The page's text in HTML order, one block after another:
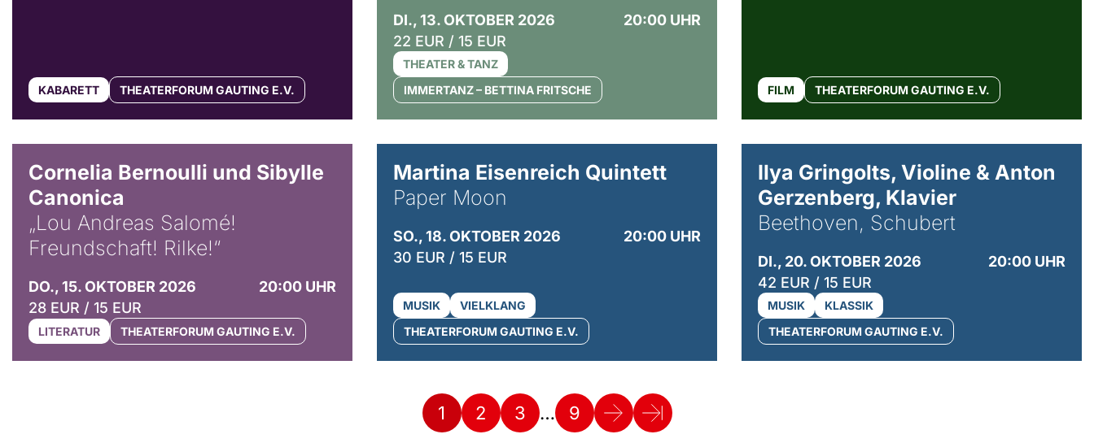
KABARETT THEATERFORUM GAUTING E.V.
DI., 13. OKTOBER 2026
20:00 UHR
22 EUR / 15 EUR
THEATER & TANZ
IMMERTANZ – BETTINA FRITSCHE
FILM THEATERFORUM GAUTING E.V.
Cornelia Bernoulli und Sibylle
Canonica
„Lou Andreas Salomé!
Freundschaft! Rilke!“
DO., 15. OKTOBER 2026
20:00 UHR
28 EUR / 15 EUR
LITERATUR THEATERFORUM GAUTING E.V.
Martina Eisenreich Quintett
Paper Moon
SO., 18. OKTOBER 2026
20:00 UHR
30 EUR / 15 EUR
MUSIK
VIELKLANG
THEATERFORUM GAUTING E.V.
Ilya Gringolts, Violine & Anton
Gerzenberg, Klavier
Beethoven, Schubert
DI., 20. OKTOBER 2026
20:00 UHR
42 EUR / 15 EUR
MUSIK
KLASSIK
THEATERFORUM GAUTING E.V.
1 2 3 … 9